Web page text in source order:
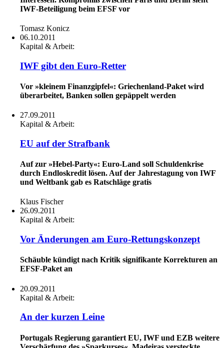
IWF-Beteiligung beim EFSF vor
Tomasz Konicz
06.10.2011
Kapital & Arbeit:
IWF gibt den Euro-Retter
Vor »kleinem Finanzgipfel«: Griechenland-Paket wird
überarbeitet, Banken sollen gepäppelt werden
27.09.2011
Kapital & Arbeit:
EU auf der Strafbank
Auf zur »Hebel-Party«: Euro-Land soll Schuldenkrise
durch Endloskredit lösen. Auf der Jahrestagung von IWF
und Weltbank gab es Ratschläge gratis
Klaus Fischer
26.09.2011
Kapital & Arbeit:
Vor Änderungen am Euro-Rettungskonzept
Schäuble kündigt nach Kritik signifikante Korrekturen an
EFSF-Paket an
20.09.2011
Kapital & Arbeit:
An der kurzen Leine
Portugals Regierung garantiert EU, IWF und EZB weitere